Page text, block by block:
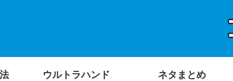
ウルトラハンド ネタまとめ